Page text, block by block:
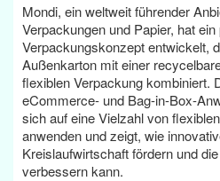
Mondi, ein weltweit führender
Verpackungen und Papier, hat
Verpackungskonzept entwickelt,
Außenkarton mit einer
flexiblen Verpackung kombiniert.
eCommerce- und Bag-in-Box-
sich auf eine Vielzahl von
anwenden und zeigt, wie
Kreislaufwirtschaft fördern und
verbessern kann.